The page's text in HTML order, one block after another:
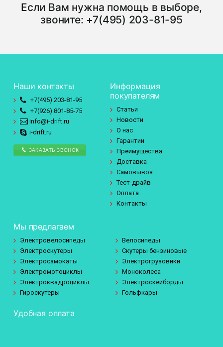
Если Вам нужна помощь в выборе,
звоните: +7(495) 203-81-95
Наши контакты
+7(495) 203-81-95
+7(926) 801-85-75
info@i-drift.ru
i-drift.ru
ЗАКАЗАТЬ ЗВОНОК
Информация
покупателям
Статьи
Новости
О нас
Гарантии
Преимущества
Доставка
Самовывоз
Тест-драйв
Оплата
Контакты
Мы предлагаем
Электровелосипеды
Велосипеды
Электроскутеры
Скутеры бензиновые
Электросамокаты
Электрогрузовики
Электромотоциклы
Моноколеса
Электроквадроциклы
Электроскейборды
Гироскутеры
Гольфкары
Удобная оплата